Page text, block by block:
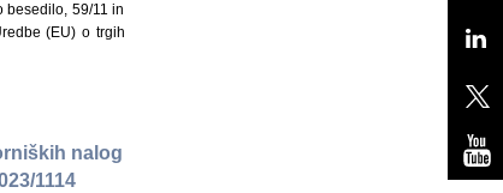
besedilo, 59/11 in
(EU) o trgih
nalog
1114